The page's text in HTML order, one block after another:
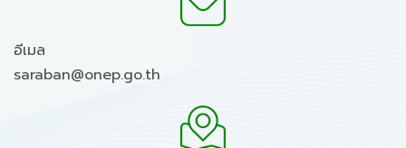
อีเมล
saraban@onep.go.th